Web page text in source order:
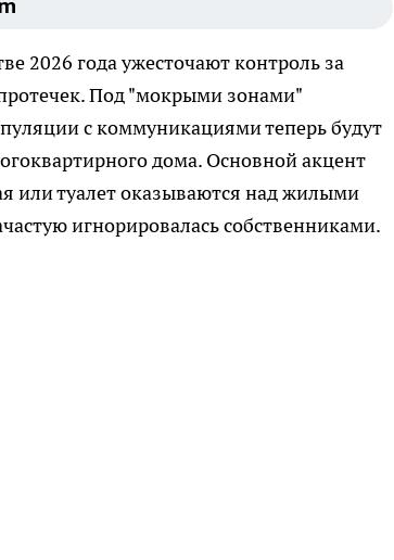
2026 года ужесточают контроль за
Под "мокрыми зонами"
с коммуникациями теперь будут
дома. Основной акцент
или туалет оказываются над жилыми
игнорировалась собственниками.